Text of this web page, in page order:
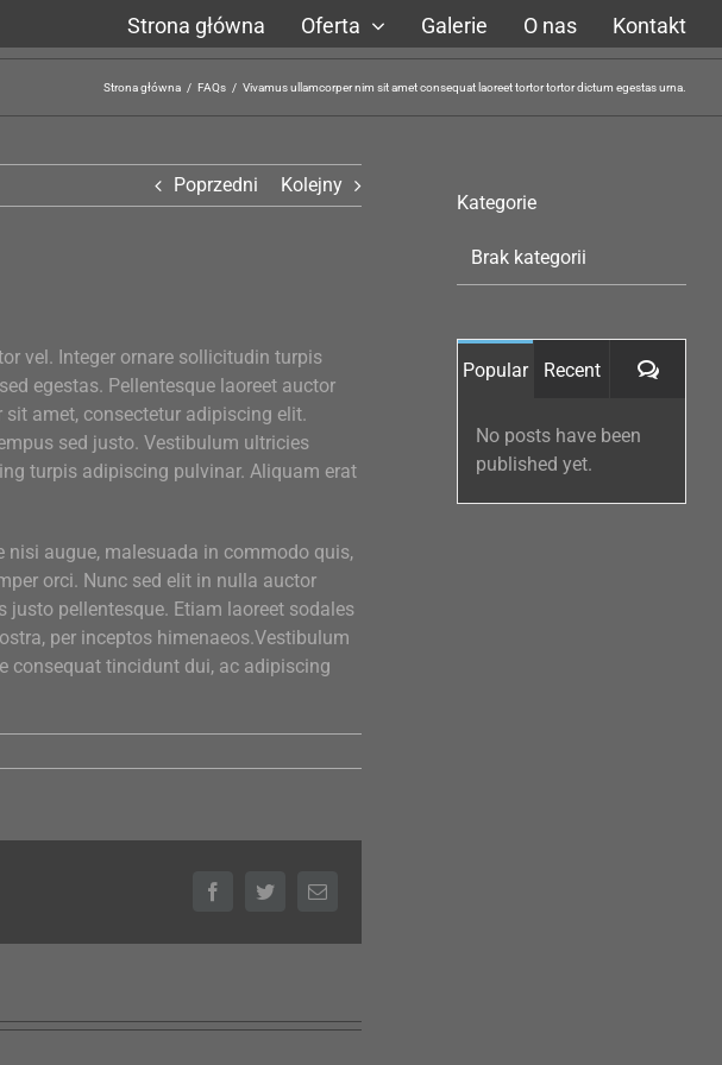
Strona główna Oferta Galerie O nas Kontakt
Strona główna / FAQs / Vivamus ullamcorper nim sit amet consequat laoreet tortor tortor dictum egestas urna.
Poprzedni Kolejny
vel. Integer ornare sollicitudin turpis
egestas. Pellentesque laoreet auctor
amet, consectetur adipiscing elit.
sed justo. Vestibulum ultricies
turpis adipiscing pulvinar. Aliquam erat
augue, malesuada in commodo quis,
orci. Nunc sed elit in nulla auctor
pellentesque. Etiam laoreet sodales
per inceptos himenaeos.Vestibulum
consequat tincidunt dui, ac adipiscing
FacebookTwitterEmail
Kategorie
Brak kategorii
Popular Recent
No posts have been
published yet.